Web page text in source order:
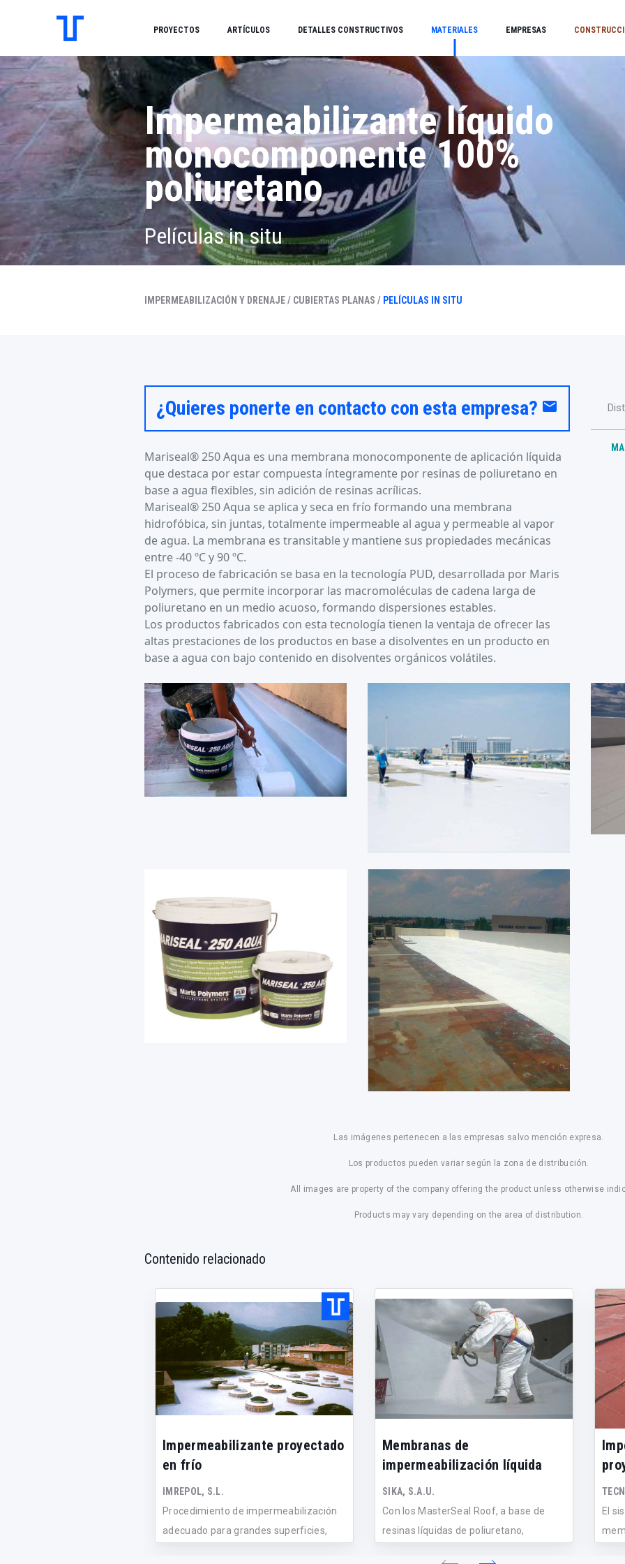
PROYECTOS ARTÍCULOS DETALLES CONSTRUCTIVOS MATERIALES EMPRESAS
Impermeabilizante líquido
monocomponente 100%
poliuretano
Películas in situ
IMPERMEABILIZACIÓN Y DRENAJE / CUBIERTAS PLANAS / PELÍCULAS IN SITU
¿Quieres ponerte en contacto con esta empresa? email
Mariseal® 250 Aqua es una membrana monocomponente de aplicación líquida
que destaca por estar compuesta íntegramente por resinas de poliuretano en
base a agua flexibles, sin adición de resinas acrílicas.
Mariseal® 250 Aqua se aplica y seca en frío formando una membrana
hidrofóbica, sin juntas, totalmente impermeable al agua y permeable al vapor
de agua. La membrana es transitable y mantiene sus propiedades mecánicas
entre -40 ºC y 90 ºC.
El proceso de fabricación se basa en la tecnología PUD, desarrollada por Maris
Polymers, que permite incorporar las macromoléculas de cadena larga de
poliuretano en un medio acuoso, formando dispersiones estables.
Los productos fabricados con esta tecnología tienen la ventaja de ofrecer las
altas prestaciones de los productos en base a disolventes en un producto en
base a agua con bajo contenido en disolventes orgánicos volátiles.
Las imágenes pertenecen a las empresas salvo mención expresa.
Los productos pueden variar según la zona de distribución.
All images are property of the company offering the product unless otherwise
Products may vary depending on the area of distribution.
Contenido relacionado
Impermeabilizante proyectado
en frío
IMREPOL, S.L.
Procedimiento de impermeabilización
adecuado para grandes superficies,
Membranas de
impermeabilización líquida
SIKA, S.A.U.
Con los MasterSeal Roof, a base de
resinas líquidas de poliuretano,
El